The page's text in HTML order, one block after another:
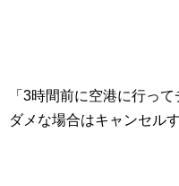
「3時間前に空港に行っ
ダメな場合はキャンセル